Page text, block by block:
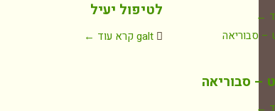
לטיפול יעיל
galt קרא עוד ←
←
– סבוריאה